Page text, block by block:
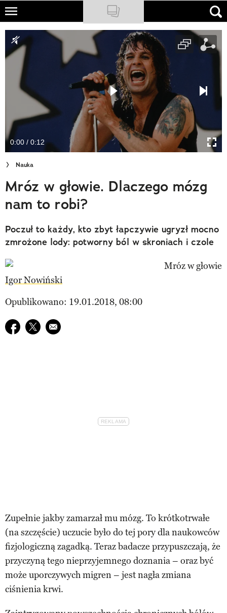
Skip
main
content
NATIONAL GEOGRAPHIC
TRAVELER
PODCASTY
Newsletter
Cuda Polski
Wielki Konkurs Fotograficzny
Trendbook Podróżniczy
Polecane
0:00 / 0:12
Nauka
Mróz w głowie. Dlaczego mózg
nam to robi?
Poczuł to każdy, kto zbyt łapczywie ugryzł mocno
zmrożone lody: potworny ból w skroniach i czole
Igor Nowiński
Opublikowano: 19.01.2018, 08:00
Udostępnij na facebook
Udostępnij na twitter
E-mail do przyjaciela
Zupełnie jakby zamarzał mu mózg. To krótkotrwałe
(na szczęście) uczucie było do tej pory dla naukowców
fizjologiczną zagadką. Teraz badacze przypuszczają, że
przyczyną tego nieprzyjemnego doznania – oraz być
może uporczywych migren – jest nagła zmiana
ciśnienia krwi.